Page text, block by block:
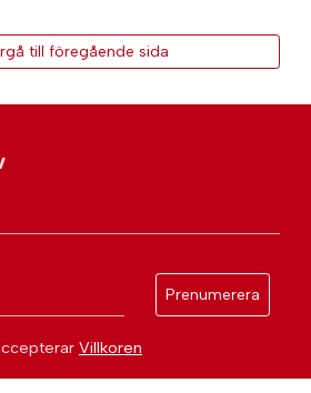
till föregående sida
Prenumerera
Villkoren